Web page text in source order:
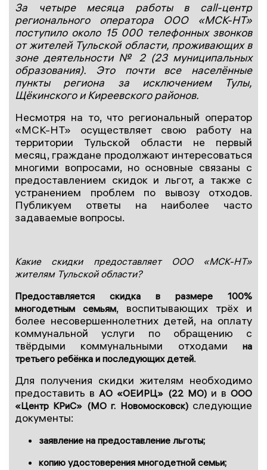
За четыре месяца работы в call-центр
регионального оператора ООО «МСК-НТ»
поступило около 15 000 телефонных звонков
от жителей Тульской области, проживающих в
зоне деятельности № 2 (23 муниципальных
образования). Это почти все населённые
пункты региона за исключением Тулы,
Щёкинского и Киреевского районов.
Несмотря на то, что региональный оператор
«МСК-НТ» осуществляет свою работу на
территории Тульской области не первый
месяц, граждане продолжают интересоваться
многими вопросами, но основные связаны с
предоставлением скидок и льгот, а также с
устранением проблем по вывозу отходов.
Публикуем ответы на наиболее часто
задаваемые вопросы.
Какие скидки предоставляет ООО «МСК-НТ»
жителям Тульской области?
Предоставляется скидка в размере 100%
многодетным семьям, воспитывающих трёх и
более несовершеннолетних детей, на оплату
коммунальной услуги по обращению с
твёрдыми коммунальными отходами на
третьего ребёнка и последующих детей.
Для получения скидки жителям необходимо
предоставить вАО «ОЕИРЦ» (22 МО)и в ООО
«Центр КРиС» (МО г. Новомосковск)следующие
документы:
заявление на предоставление льготы;
копию удостоверения многодетной семьи;